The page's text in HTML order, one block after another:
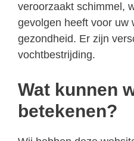
veroorzaakt schimmel,
gevolgen heeft voor uw
gezondheid. Er zijn
vochtbestrijding.
Wat kunnen
betekenen?